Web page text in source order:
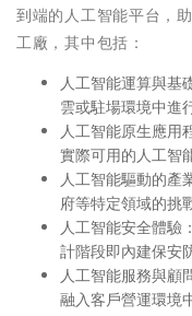
到端的人工智能平台，
工廠，其中包括：
人工智能運算與基
雲或駐場環境中進
人工智能原生應用
實際可用的人工智
人工智能驅動的產
府等特定領域的挑
人工智能安全體驗
計階段即內建保安
人工智能服務與顧
融入客戶營運環境